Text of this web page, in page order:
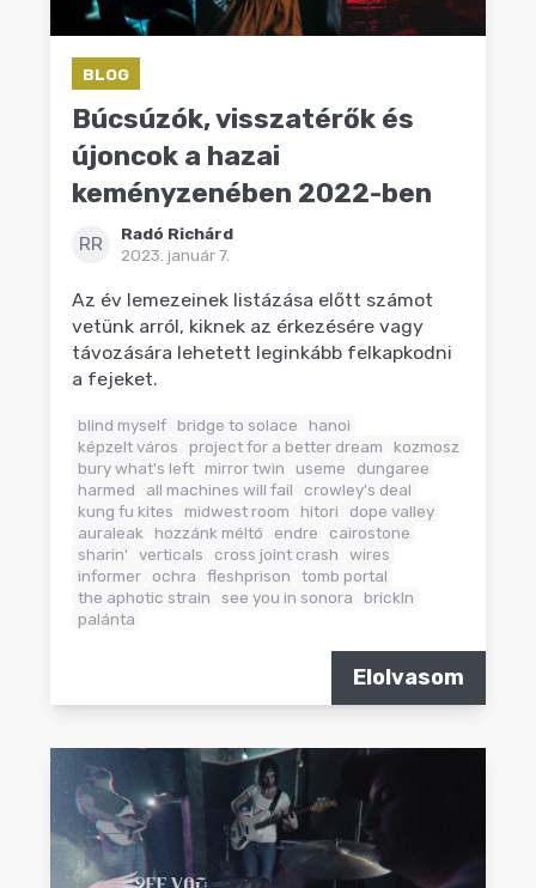
BLOG
Búcsúzók, visszatérők és
újoncok a hazai
keményzenében 2022-ben
RR
Radó Richárd
2023. január 7.
Az év lemezeinek listázása előtt számot
vetünk arról, kiknek az érkezésére vagy
távozására lehetett leginkább felkapkodni
a fejeket.
blind myself bridge to solace
hanoi
képzelt város
project for a better dream
kozmosz
bury what's left mirror twin useme
dungaree
harmed
all machines will fail
crowley's deal
kung fu kites
midwest room hitori
dope valley
auraleak hozzánk méltó endre
cairostone
sharin'
verticals cross joint crash
wires
informer ochra fleshprison
tomb portal
the aphotic strain
see you in sonora
brickln
palánta
Elolvasom